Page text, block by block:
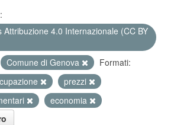
Attribuzione 4.0 Internazionale (CC BY
Comune di Genova
Formati:
prezzi
economia